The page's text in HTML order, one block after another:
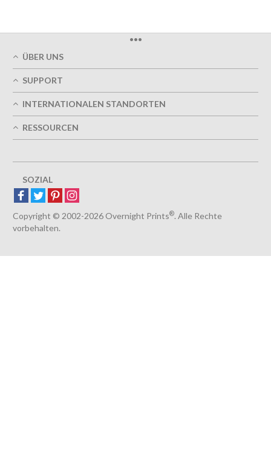
•••
ÜBER UNS
Termingerechte Lieferung
Grün
Impressum
Nutzungsbedingungen
SUPPORT
FAQs
Kontaktieren Sie uns
INTERNATIONALEN STANDORTEN
Großbritannien
Belgien
Spanien
Europa
Luxemburg
Niederlande
Schweiz
RESSOURCEN
SOZIAL
Copyright © 2002-2026 Overnight Prints®. Alle Rechte
vorbehalten.